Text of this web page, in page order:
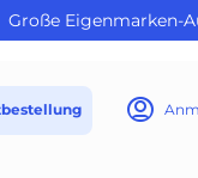
Große Eigenmarken-